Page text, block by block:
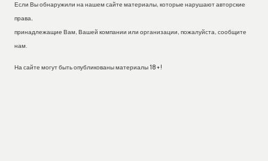
Если Вы обнаружили на нашем сайте материалы, которые нарушают авторские
права,
принадлежащие Вам, Вашей компании или организации, пожалуйста, сообщите
нам.
На сайте могут быть опубликованы материалы 18+!